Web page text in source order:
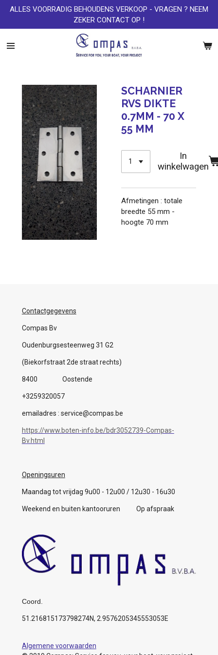
Ga
naar
de
ALLES VOORRADIG BEHOUDENS VERKOOP - VRAGEN ? NEEM
ZEKER CONTACT OP !
SCHARNIER
RVS DIKTE
0.7MM - 70 X
55 MM
In
winkelwagen
Afmetingen : totale
breedte 55 mm -
hoogte 70 mm
Contactgegevens
Compas Bv
Oudenburgsesteenweg 31 G2
(Biekorfstraat 2de straat rechts)
8400 Oostende
+3259320057
emailadres : service@compas.be
https://www.boten-info.be/bdr3052739-Compas-
Bv.html
Openingsuren
Maandag tot vrijdag 9u00 - 12u00 / 12u30 - 16u30
Weekend en buiten kantooruren Op afspraak
Coord.
51.216815173798274N, 2.9576205345553053E
Algemene voorwaarden